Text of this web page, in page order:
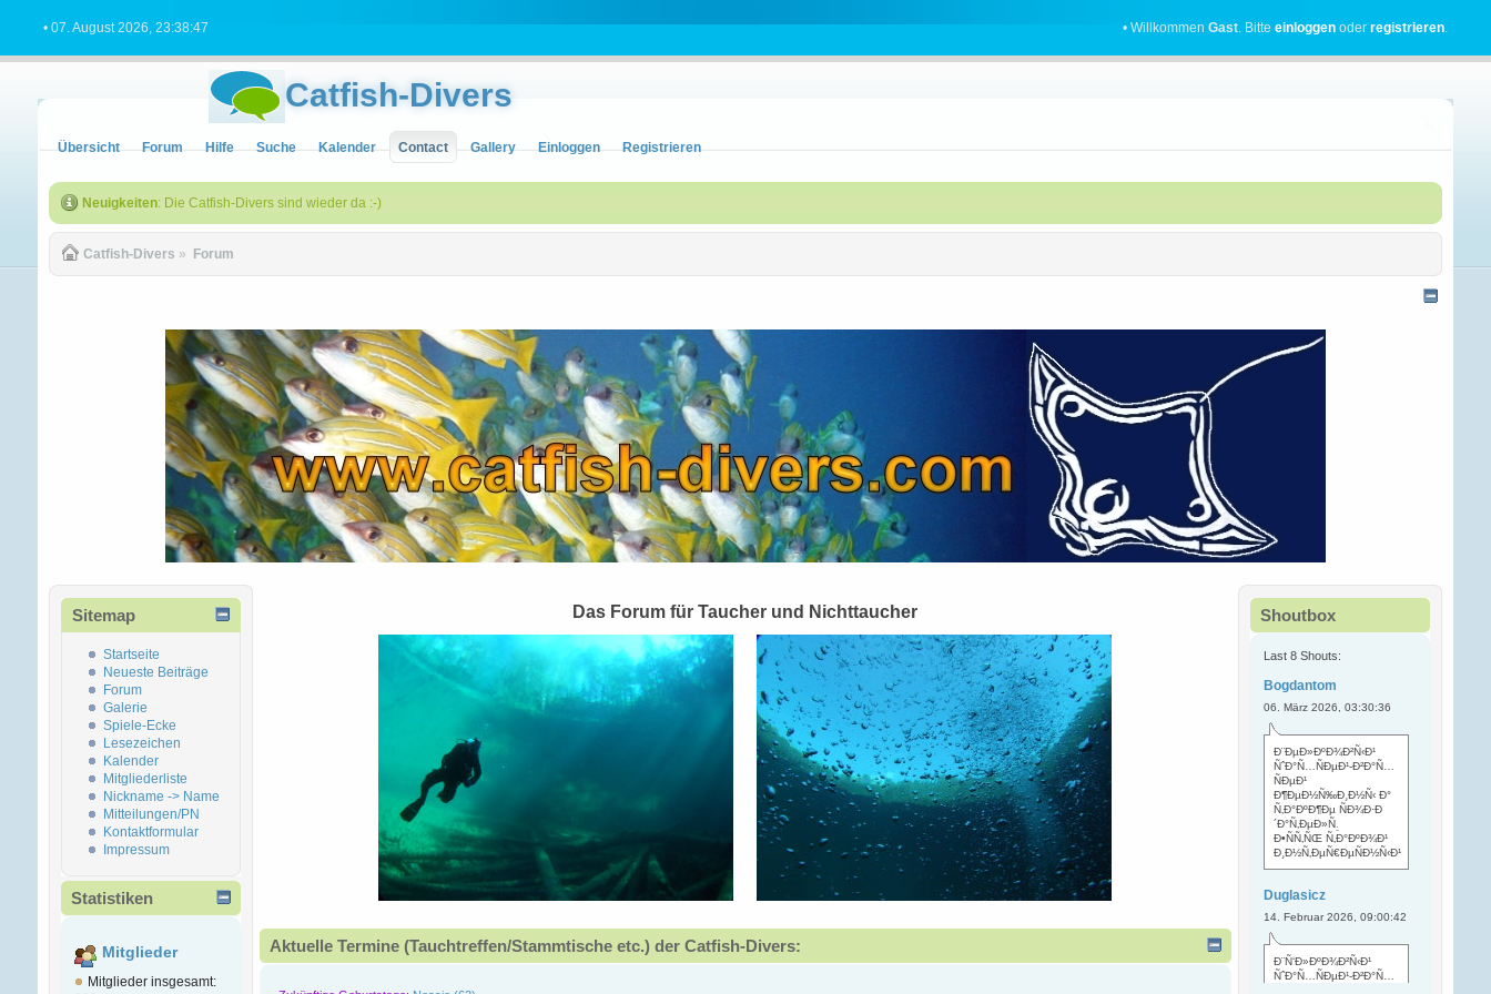
• 07. August 2026, 23:38:47 • WillkommenGast. Bitteeinloggen oderregistrieren.
Catfish-Divers
Übersicht Forum Hilfe Suche Kalender Contact Gallery Einloggen Registrieren
Neuigkeiten: Die Catfish-Divers sind wieder da :-)
Catfish-Divers » Forum
Sitemap
Startseite
Neueste Beiträge
Forum
Galerie
Spiele-Ecke
Lesezeichen
Kalender
Mitgliederliste
Nickname -> Name
Mitteilungen/PN
Kontaktformular
Impressum
Statistiken
Mitglieder
Mitglieder insgesamt:
Das Forum für Taucher und Nichttaucher
Aktuelle Termine (Tauchtreffen/Stammtische etc.) der Catfish-Divers:
Shoutbox
Last 8 Shouts:
Bogdantom
06. März 2026, 03:30:36
Ð¨ÐµÐ»ÐºÐ¾Ð²Ñ‹Ð¹
ÑˆÐ°Ñ…ÑÐµÐ¹-Ð²Ð°Ñ…
ÑÐµÐ¹
Ð¶ÐµÐ½Ñ‰Ð¸Ð½Ñ‹ Ð°
Ñ‚Ð°ÐºÐ¶Ðµ ÑÐ¾Ð·Ð
´Ð°Ñ‚ÐµÐ»Ñ.
Ð•ÑÑ‚ÑŒ Ñ‚Ð°ÐºÐ¾Ð¹
Ð¸Ð½Ñ‚ÐµÑ€ÐµÑÐ½Ñ‹Ð¹
Duglasicz
14. Februar 2026, 09:00:42
Ð¨Ñ‘Ð»ÐºÐ¾Ð²Ñ‹Ð¹
ÑˆÐ°Ñ…ÑÐµÐ¹-Ð²Ð°Ñ…